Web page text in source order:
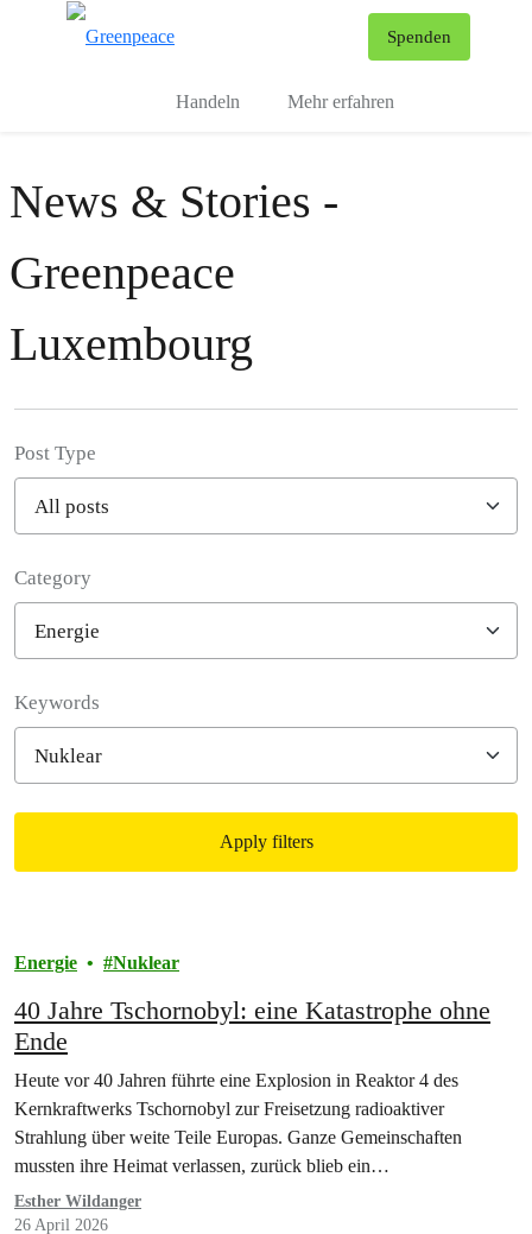
Spenden
Handeln Mehr erfahren
News & Stories -
Greenpeace
Luxembourg
Post Type
Category
Keywords
Apply filters
Energie Nuklear
40 Jahre Tschornobyl: eine Katastrophe ohne
Ende
Heute vor 40 Jahren führte eine Explosion in Reaktor 4 des
Kernkraftwerks Tschornobyl zur Freisetzung radioaktiver
Strahlung über weite Teile Europas. Ganze Gemeinschaften
mussten ihre Heimat verlassen, zurück blieb ein…
Esther Wildanger
26 April 2026